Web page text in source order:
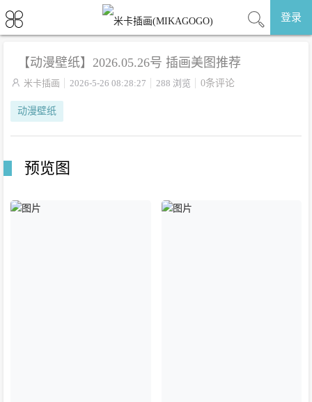
登录
【动漫壁纸】2026.05.26号 插画美图推荐
 米卡插画 2026-5-26 08:28:27 288 浏览 0条评论
动漫壁纸
预览图